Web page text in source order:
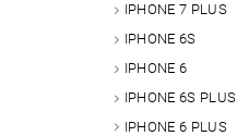
IPHONE 7 PLUS
IPHONE 6S
IPHONE 6
IPHONE 6S PLUS
IPHONE 6 PLUS